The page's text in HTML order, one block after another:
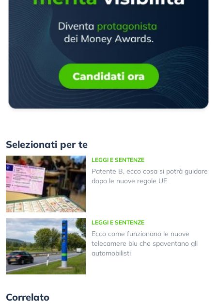
Selezionati per te
LEGGI E SENTENZE
Patente B, ecco cosa si potrà guidare
dopo le nuove regole UE
LEGGI E SENTENZE
Ecco come funzionano le nuove
telecamere blu che spaventano gli
automobilisti
Correlato